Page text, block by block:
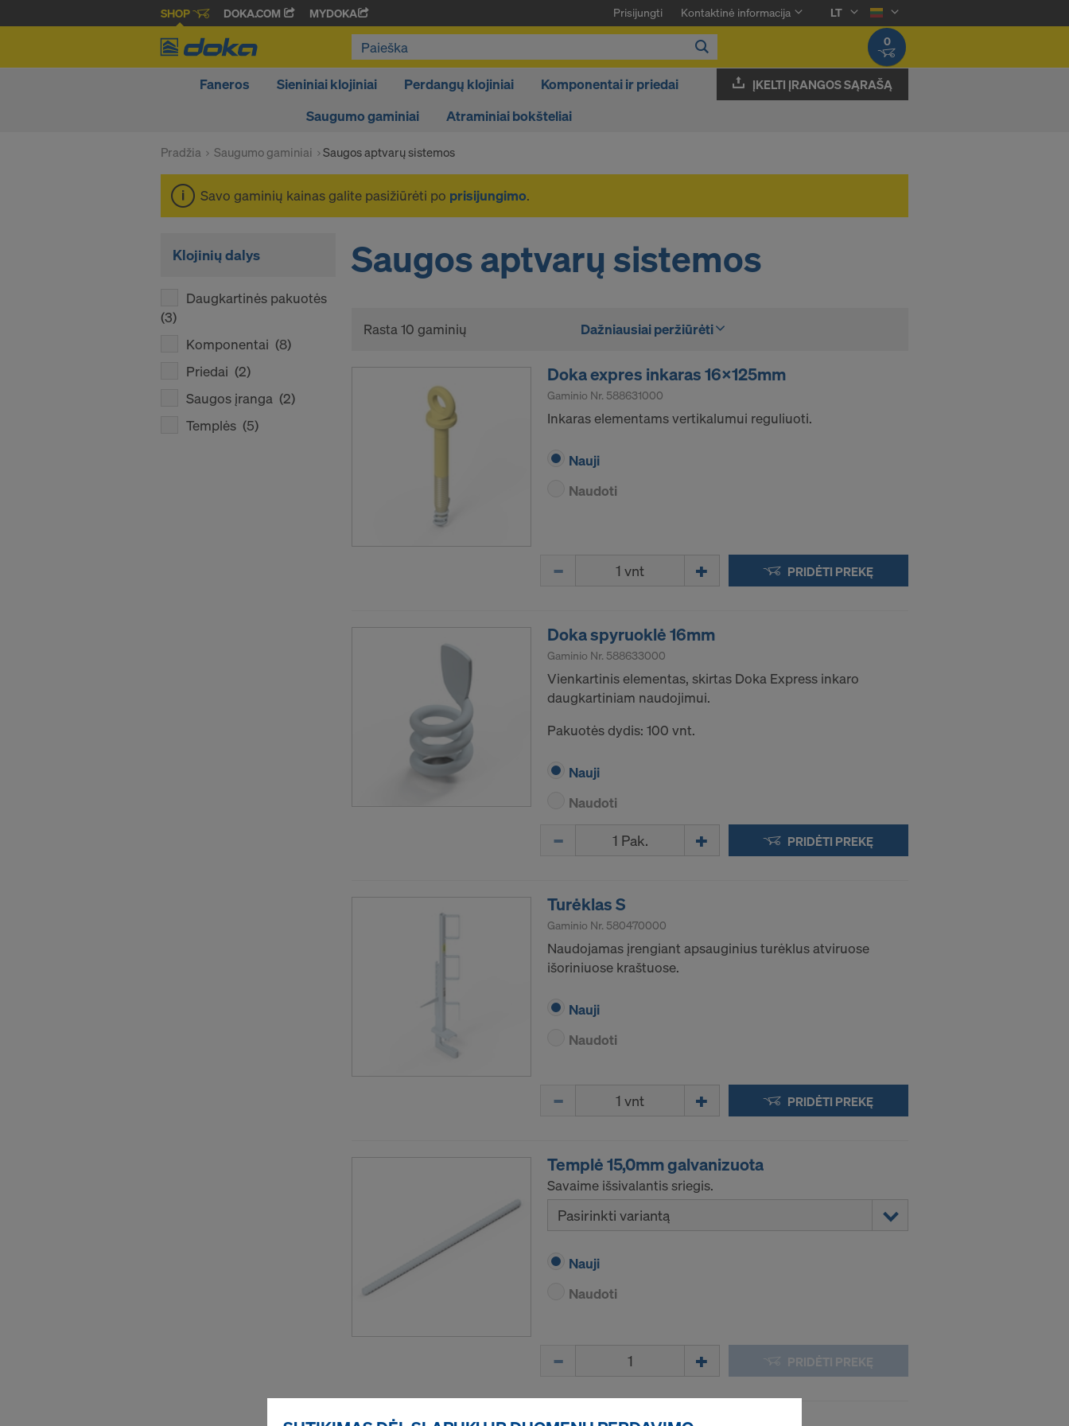
SHOP DOKA.COM MYDOKA Prisijungti Kontaktinė informacija
LT
0
Faneros Sieniniai klojiniai Perdangų klojiniai
Komponentai ir priedai
Saugumo gaminiai
Atraminiai bokšteliai
ĮKELTI ĮRANGOS SĄRAŠĄ
Pradžia Saugumo gaminiai Saugos aptvarų sistemos
Savo gaminių kainas galite pasižiūrėti po prisijungimo.
Klojinių dalys
Daugkartinės pakuotės
(3)
Komponentai (8)
Priedai (2)
Saugos įranga (2)
Templės (5)
Saugos aptvarų sistemos
Rasta 10 gaminių Dažniausiai peržiūrėti
Doka expres inkaras 16x125mm
Gaminio Nr. 588631000
Inkaras elementams vertikalumui reguliuoti.
Nauji
Naudoti
PRIDĖTI PREKĘ
Doka spyruoklė 16mm
Gaminio Nr. 588633000
Vienkartinis elementas, skirtas Doka Express inkaro
daugkartiniam naudojimui.
Pakuotės dydis: 100 vnt.
Nauji
Naudoti
PRIDĖTI PREKĘ
Turėklas S
Gaminio Nr. 580470000
Naudojamas įrengiant apsauginius turėklus atviruose
išoriniuose kraštuose.
Nauji
Naudoti
PRIDĖTI PREKĘ
Templė 15,0mm galvanizuota
Savaime išsivalantis sriegis.
Pasirinkti variantą
Nauji
Naudoti
PRIDĖTI PREKĘ